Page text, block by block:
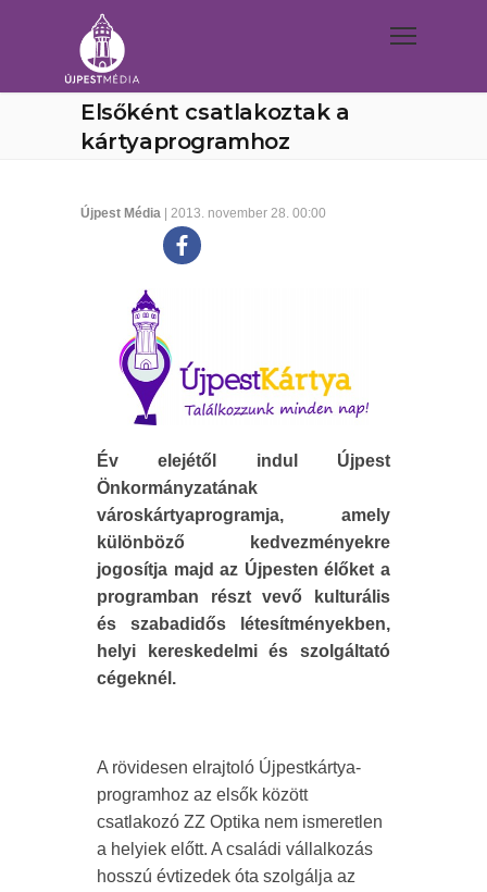
Elsőként csatlakoztak a
kártyaprogramhoz
Újpest Média | 2013. november 28. 00:00
Év elejétől indul Újpest
Önkormányzatának
városkártyaprogramja, amely
különböző kedvezményekre
jogosítja majd az Újpesten élőket a
programban részt vevő kulturális
és szabadidős létesítményekben,
helyi kereskedelmi és szolgáltató
cégeknél.
A rövidesen elrajtoló Újpestkártya-
programhoz az elsők között
csatlakozó ZZ Optika nem ismeretlen
a helyiek előtt. A családi vállalkozás
hosszú évtizedek óta szolgálja az